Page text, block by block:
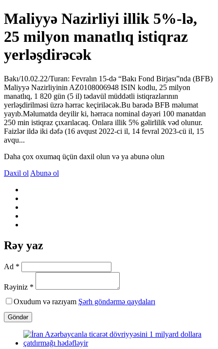
Maliyyə Nazirliyi illik 5%-lə,
25 milyon manatlıq istiqraz
yerləşdirəcək
Bakı/10.02.22/Turan: Fevralın 15-də “Bakı Fond Birjası”nda (BFB)
Maliyyə Nazirliyinin AZ0108006948 ISIN kodlu, 25 milyon
manatlıq, 1 820 gün (5 il) tədavül müddətli istiqrazlarının
yerləşdirilməsi üzrə hərrac keçiriləcək.Bu barədə BFB məlumat
yayıb.Məlumatda deyilir ki, hərraca nominal dəyəri 100 manatdan
250 min istiqraz çıxarılacaq. Onlara illik 5% gəlirlilik vəd olunur.
Faizlər ildə iki dəfə (16 avqust 2022-ci il, 14 fevral 2023-cü il, 15
avqu...
Daha çox oxumaq üçün daxil olun və ya abunə olun
Daxil ol Abunə ol
Rəy yaz
Ad *
Rəyiniz *
Oxudum və razıyam Şərh göndərmə qaydaları
Göndər